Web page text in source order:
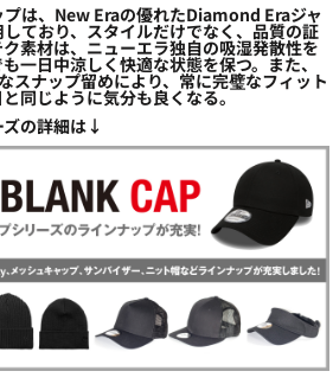
プは、New Eraの優れたDiamond Eraジャ
ており、スタイルだけでなく、品質の証
素材は、ニューエラ独自の吸湿発散性を
一日中涼しく快適な状態を保つ。また、
スナップ留めにより、常に完璧なフィット
同じように気分も良くなる。
ズの詳細は↓